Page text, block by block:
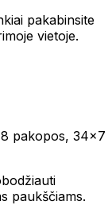
pakabinsite
vietoje.
8 pakopos, 34x7
paukščiams.